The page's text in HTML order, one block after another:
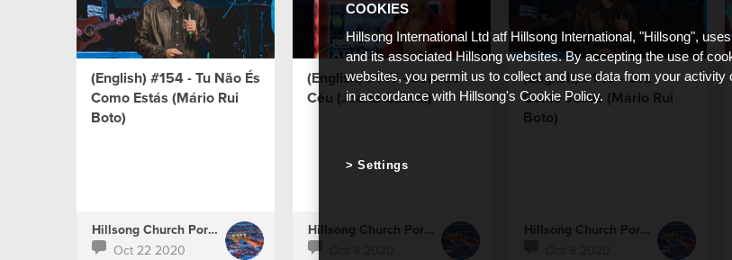
(English) #154 - Tu Não És
Como Estás (Mário Rui
Boto)
Hillsong Church Portugal
Oct 22 2020
(English) #147 - Som do
Céu (Joana Cabral)
Hillsong Church Portugal
(English) #146 - Ora
Como Jesus (Mário Rui
Boto)
Hillsong Church Portugal
COOKIES
Hillsong International Ltd atf Hillsong International, "Hillsong",
and its associated Hillsong websites. By accepting the use of
websites, you permit us to collect and use data from your activity
in accordance with Hillsong's Cookie Policy.
Settings